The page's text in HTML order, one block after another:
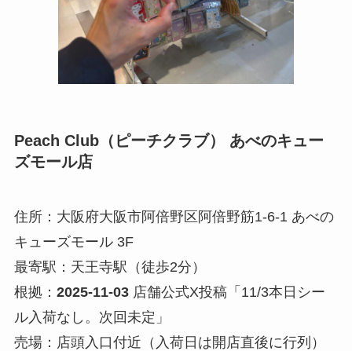
Peach Club（ピーチクラブ） あべのキュー
ズモール店
住所：大阪府大阪市阿倍野区阿倍野筋1-6-1 あべの
キューズモール 3F
最寄駅：天王寺駅（徒歩2分）
根拠： 2025-11-03店舗公式X投稿「11/3本日シー
ル入荷なし。次回未定」
売場：店頭入口付近（入荷日は開店直後に行列）